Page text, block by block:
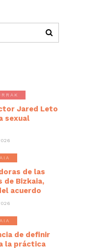
Jared Leto
sexual
de las
de Bizkaia,
acuerdo
de definir
la práctica